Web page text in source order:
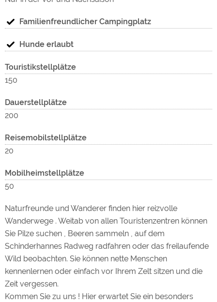
Familienfreundlicher Campingplatz
Hunde erlaubt
Touristikstellplätze
150
Dauerstellplätze
200
Reisemobilstellplätze
20
Mobilheimstellplätze
50
Naturfreunde und Wanderer finden hier reizvolle
Wanderwege . Weitab von allen Touristenzentren können
Sie Pilze suchen , Beeren sammeln , auf dem
Schinderhannes Radweg radfahren oder das freilaufende
Wild beobachten. Sie können nette Menschen
kennenlernen oder einfach vor Ihrem Zelt sitzen und die
Zeit vergessen.
Kommen Sie zu uns ! Hier erwartet Sie ein besonders